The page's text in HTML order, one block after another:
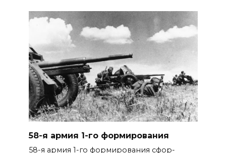
58-я армия 1-го формирования
58-я армия 1-го формирования сфор­